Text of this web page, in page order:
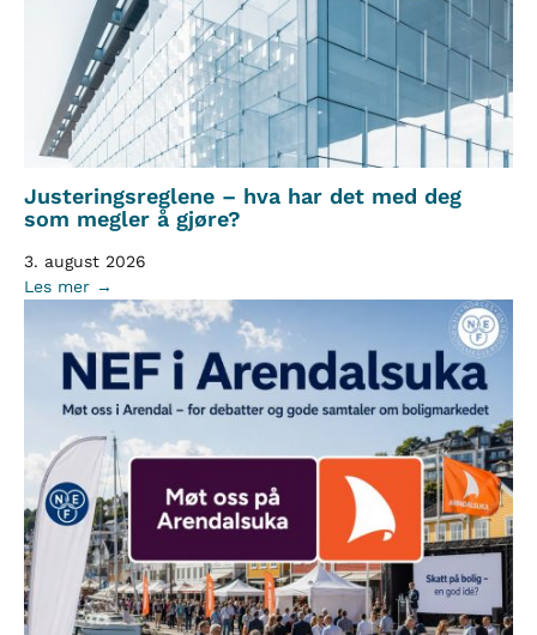
Justeringsreglene – hva har det med deg
som megler å gjøre?
3. august 2026
Les mer →